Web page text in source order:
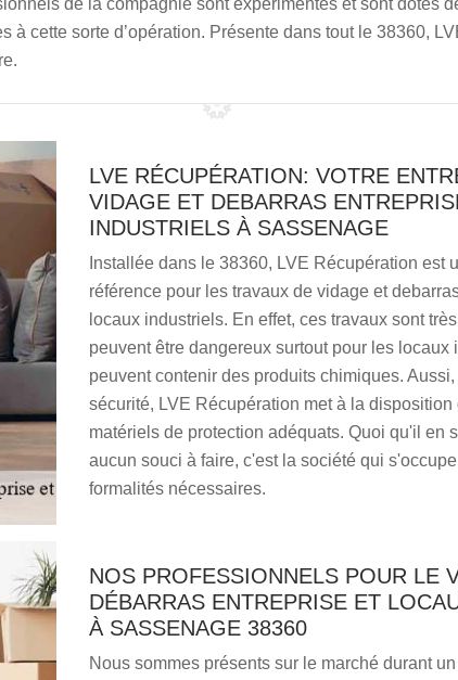
de la compagnie sont expérimentés et sont dotés
à cette sorte d’opération. Présente dans tout le 38360,
LVE RÉCUPÉRATION: VOTRE
VIDAGE ET DEBARRAS
INDUSTRIELS À SASSENAGE
Installée dans le 38360, LVE Récupération est
référence pour les travaux de vidage et
locaux industriels. En effet, ces travaux sont
peuvent être dangereux surtout pour les locaux
peuvent contenir des produits chimiques.
sécurité, LVE Récupération met à la
matériels de protection adéquats. Quoi qu'il en
aucun souci à faire, c'est la société qui
formalités nécessaires.
NOS PROFESSIONNELS POUR LE
DÉBARRAS ENTREPRISE ET
À SASSENAGE 38360
Nous sommes présents sur le marché durant